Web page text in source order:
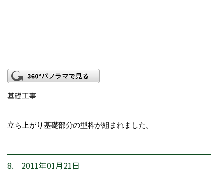
基礎工事
立ち上がり基礎部分の型枠が組まれました。
8. 2011年01月21日